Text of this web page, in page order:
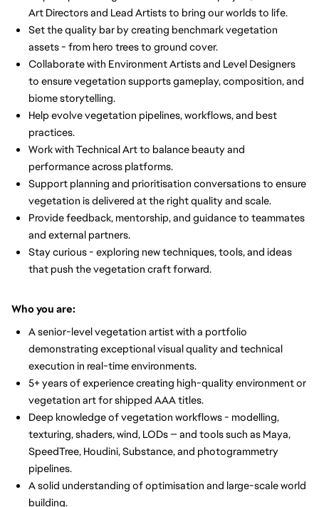
Art Directors and Lead Artists to bring our worlds to life.
Set the quality bar by creating benchmark vegetation
assets - from hero trees to ground cover.
Collaborate with Environment Artists and Level Designers
to ensure vegetation supports gameplay, composition, and
biome storytelling.
Help evolve vegetation pipelines, workflows, and best
practices.
Work with Technical Art to balance beauty and
performance across platforms.
Support planning and prioritisation conversations to ensure
vegetation is delivered at the right quality and scale.
Provide feedback, mentorship, and guidance to teammates
and external partners.
Stay curious - exploring new techniques, tools, and ideas
that push the vegetation craft forward.
Who you are:
A senior-level vegetation artist with a portfolio
demonstrating exceptional visual quality and technical
execution in real-time environments.
5+ years of experience creating high-quality environment or
vegetation art for shipped AAA titles.
Deep knowledge of vegetation workflows - modelling,
texturing, shaders, wind, LODs — and tools such as Maya,
SpeedTree, Houdini, Substance, and photogrammetry
pipelines.
A solid understanding of optimisation and large-scale world
building.